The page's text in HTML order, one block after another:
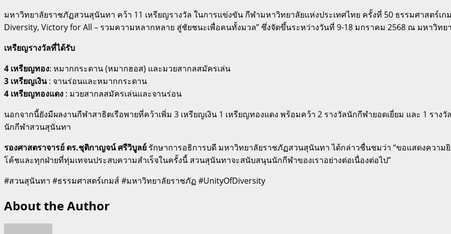
มหาวิทยาลัยราชภัฏสวนสุนันทา คว้า 11 เหรียญรางวัล ในการแข่งขัน กีฬามหาวิทยาลัยแห่งประเทศไทย ครั้งที่ 50 ธรรมศาสตร์เก
Diversity, Victory for All – รวมความหลากหลาย สู่ชัยชนะเพื่อคนทั้งมวล” ซึ่งจัดขึ้นระหว่างวันที่ 9-18 มกราคม 2568 ณ มหาวิทย
เหรียญรางวัลที่ได้รับ
4 เหรียญทอง: หมากกระดาน (หมากฮอส) และมวยสากลสมัครเล่น
3 เหรียญเงิน: จานร่อนและหมากกระดาน
4 เหรียญทองแดง : มวยสากลสมัครเล่นและจานร่อน
นอกจากนี้ยังมีผลงานกีฬาสาธิตเรือพายที่คว้าเพิ่ม 3 เหรียญเงิน 1 เหรียญทองแดง พร้อมคว้า 2 รางวัลนักกีฬายอดเยี่ยม และ 1 รา
นักกีฬาสวนสุนันทา
รองศาสตราจารย์ ดร.ชุติกาญจน์ ศรีวิบูลย์ รักษาการอธิการบดี มหาวิทยาลัยราชภัฏสวนสุนันทา ได้กล่าวชื่นชมว่า “ขอแสดงคว
โค้ชและทุกฝ่ายที่ทุ่มเทจนประสบความสำเร็จในครั้งนี้ สวนสุนันทาจะสนับสนุนนักกีฬาของเราอย่างต่อเนื่องต่อไป”
#สวนสุนันทา #ธรรมศาสตร์เกมส์ #มหาวิทยาลัยราชภัฏ #UnityOfDiversity
About the Author